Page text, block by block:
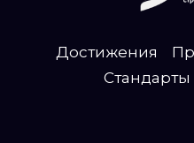
Достижения
Стандарты